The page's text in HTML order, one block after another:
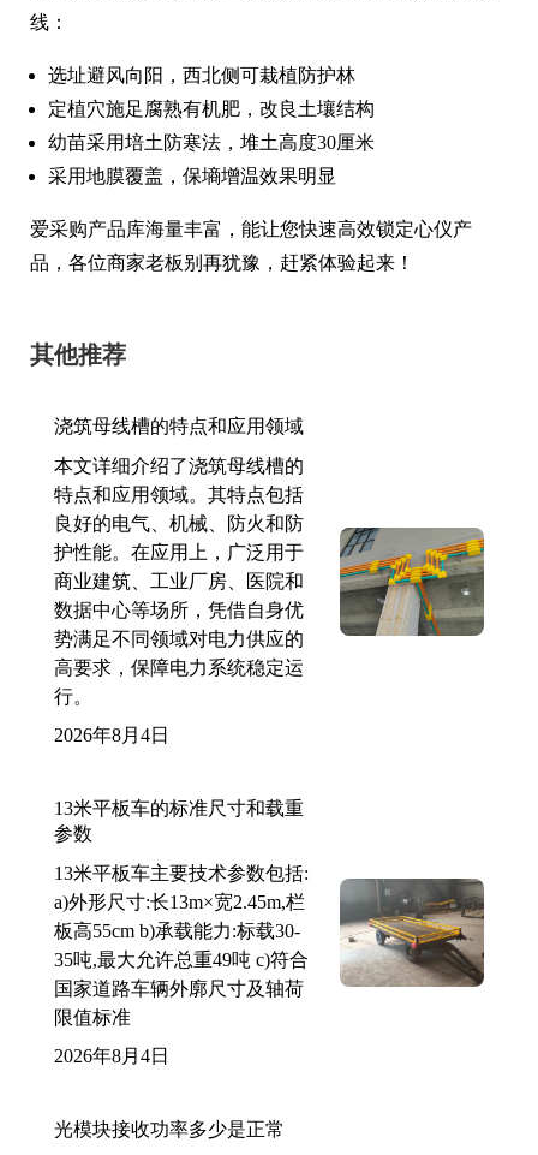
线：
选址避风向阳，西北侧可栽植防护林
定植穴施足腐熟有机肥，改良土壤结构
幼苗采用培土防寒法，堆土高度30厘米
采用地膜覆盖，保墒增温效果明显
爱采购产品库海量丰富，能让您快速高效锁定心仪产
品，各位商家老板别再犹豫，赶紧体验起来！
其他推荐
浇筑母线槽的特点和应用领域
本文详细介绍了浇筑母线槽的
特点和应用领域。其特点包括
良好的电气、机械、防火和防
护性能。在应用上，广泛用于
商业建筑、工业厂房、医院和
数据中心等场所，凭借自身优
势满足不同领域对电力供应的
高要求，保障电力系统稳定运
行。
2026年8月4日
13米平板车的标准尺寸和载重
参数
13米平板车主要技术参数包括:
a)外形尺寸:长13m×宽2.45m,栏
板高55cm b)承载能力:标载30-
35吨,最大允许总重49吨 c)符合
国家道路车辆外廓尺寸及轴荷
限值标准
2026年8月4日
光模块接收功率多少是正常